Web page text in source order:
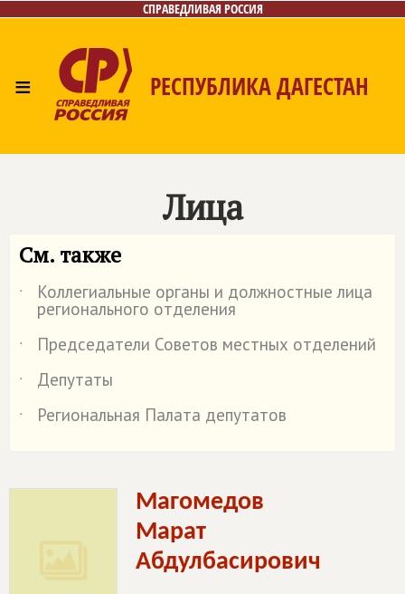
СПРАВЕДЛИВАЯ РОССИЯ
≡ РЕСПУБЛИКА ДАГЕСТАН
Контакты
Лица
См. также
˙ Коллегиальные органы и должностные лица
регионального отделения
˙
Председатели Советов местных отделений
˙
Депутаты
˙
Региональная Палата депутатов
Магомедов
Марат
Абдулбасирович